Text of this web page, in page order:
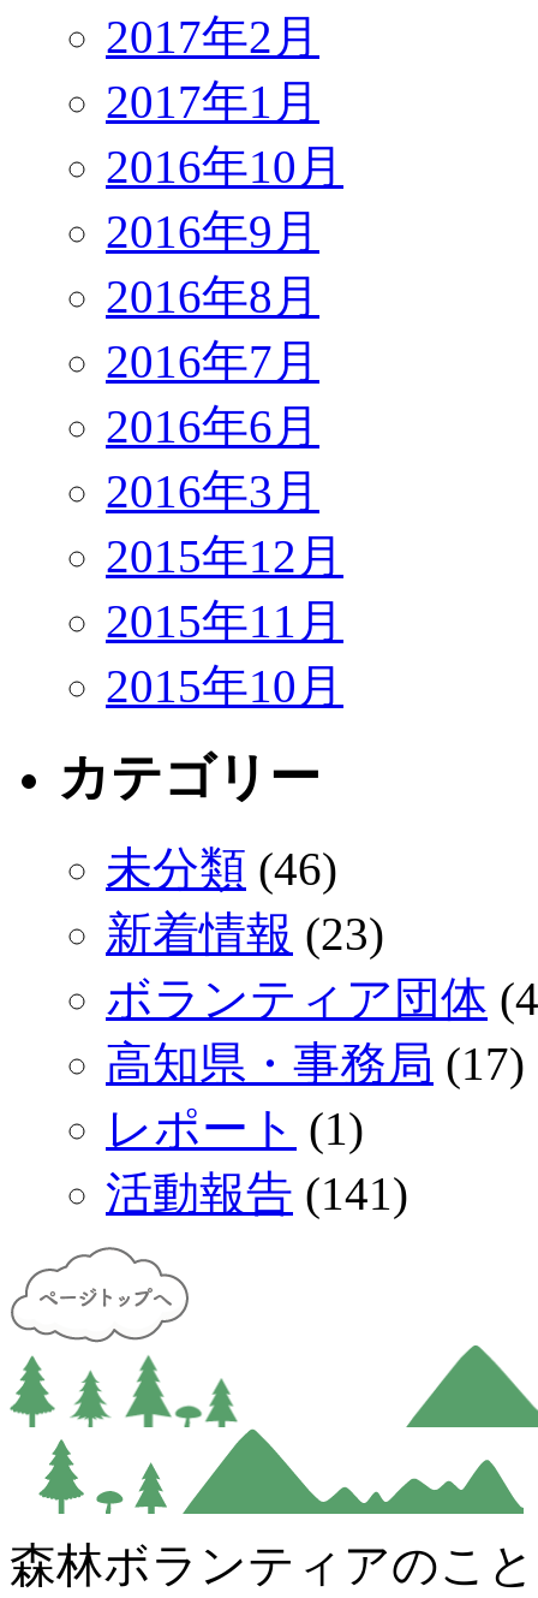
2017年2月
2017年1月
2016年10月
2016年9月
2016年8月
2016年7月
2016年6月
2016年3月
2015年12月
2015年11月
2015年10月
カテゴリー
未分類 (46)
新着情報 (23)
ボランティア団体
高知県・事務局 (17)
レポート (1)
活動報告 (141)
森林ボランティアのこ